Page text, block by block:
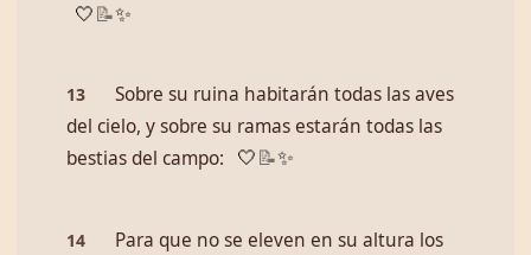
🤍 📝✨
13
Sobre su ruina habitarán todas las aves
del cielo, y sobre su ramas estarán todas las
bestias del campo:
🤍 📝✨
14
Para que no se eleven en su altura los